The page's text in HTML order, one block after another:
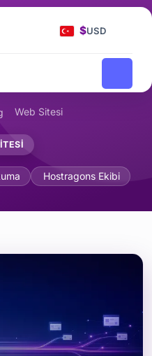
$USD
Web Sitesi
Sitesi
Hostragons Ekibi